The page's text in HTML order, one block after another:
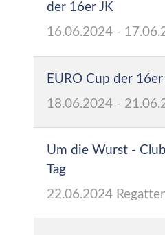
der 16er JK
16.06.2024 -
EURO Cup der
18.06.2024 -
Um die Wurst -
Tag
22.06.2024